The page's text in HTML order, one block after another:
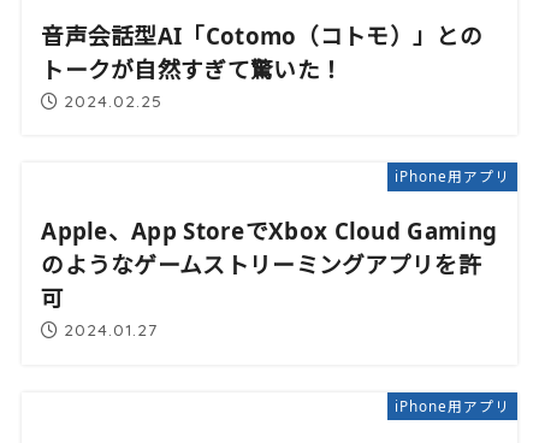
音声会話型AI「Cotomo（コトモ）」との
トークが自然すぎて驚いた！
2024.02.25
iPhone用アプリ
Apple、App StoreでXbox Cloud Gaming
のようなゲームストリーミングアプリを許
可
2024.01.27
iPhone用アプリ